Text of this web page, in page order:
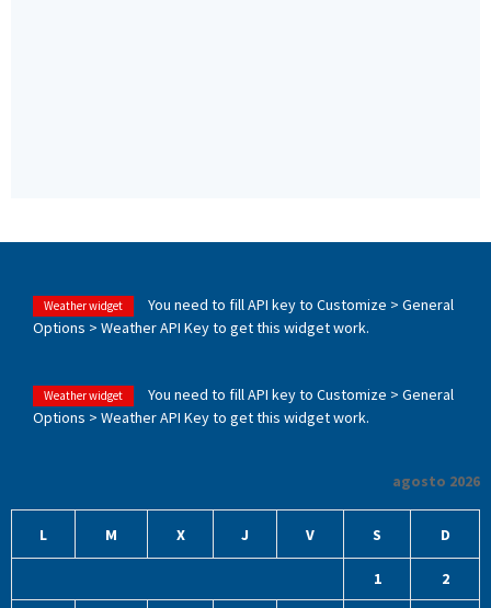
Weather widget
You need to fill API key to Customize > General
Options > Weather API Key to get this widget work.
Weather widget
You need to fill API key to Customize > General
Options > Weather API Key to get this widget work.
agosto 2026
L M X J V S D
1 2